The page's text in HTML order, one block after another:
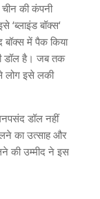
की कंपनी
‘ब्लाइंड बॉक्स‘
बॉक्स में पैक किया
डॉल है। जब तक
लोग इसे लकी
डॉल नहीं
का उत्साह और
की उम्मीद ने इस